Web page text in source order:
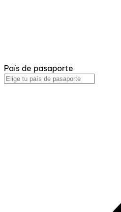
País de pasaporte